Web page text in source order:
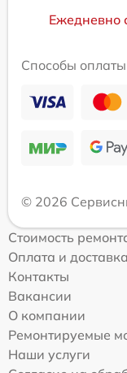
Ежедневно
Способы оплаты
© 2026
Стоимость
Оплата и доставка
Контакты
Вакансии
О компании
Ремонтируемые
Наши услуги